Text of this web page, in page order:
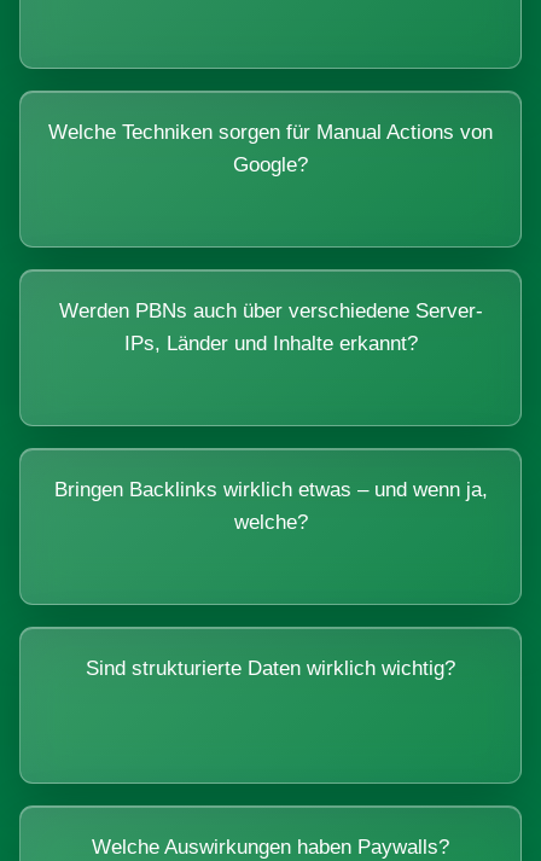
Welche Techniken sorgen für Manual Actions von
Google?
Werden PBNs auch über verschiedene Server-
IPs, Länder und Inhalte erkannt?
Bringen Backlinks wirklich etwas – und wenn ja,
welche?
Sind strukturierte Daten wirklich wichtig?
Welche Auswirkungen haben Paywalls?